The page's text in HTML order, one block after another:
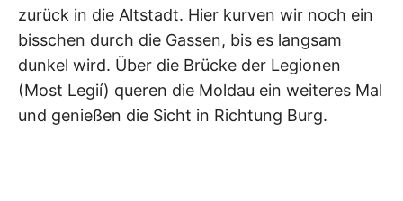
zurück in die Altstadt. Hier kurven wir noch ein
bisschen durch die Gassen, bis es langsam
dunkel wird. Über die Brücke der Legionen
(Most Legií) queren die Moldau ein weiteres Mal
und genießen die Sicht in Richtung Burg.